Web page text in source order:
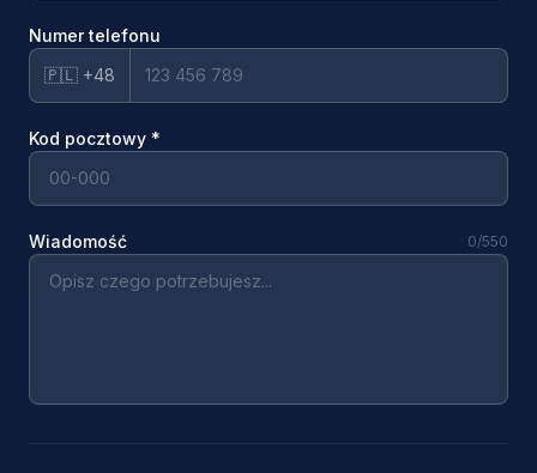
Numer telefonu
🇵🇱 +48
Kod pocztowy *
Wiadomość 0/550